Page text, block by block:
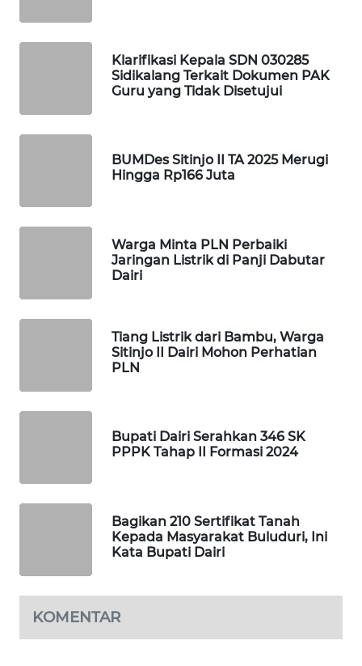
Klarifikasi Kepala SDN 030285
Sidikalang Terkait Dokumen PAK
Guru yang Tidak Disetujui
BUMDes Sitinjo II TA 2025 Merugi
Hingga Rp166 Juta
Warga Minta PLN Perbaiki
Jaringan Listrik di Panji Dabutar
Dairi
Tiang Listrik dari Bambu, Warga
Sitinjo II Dairi Mohon Perhatian
PLN
Bupati Dairi Serahkan 346 SK
PPPK Tahap II Formasi 2024
Bagikan 210 Sertifikat Tanah
Kepada Masyarakat Buluduri, Ini
Kata Bupati Dairi
KOMENTAR
MAWAKA
ID
MKLI
KONSUMEN
FORWAMKI